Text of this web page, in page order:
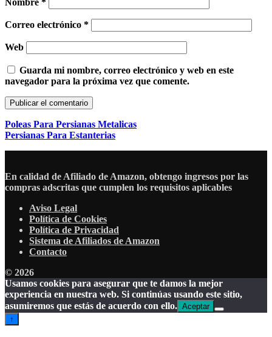
Correo electrónico *
Web
Guarda mi nombre, correo electrónico y web en este
navegador para la próxima vez que comente.
Poleas Para Persianas Metalicas
Persianas Para Estanterias
En calidad de Afiliado de Amazon, obtengo ingresos por las
compras adscritas que cumplen los requisitos aplicables
Aviso Legal
Política de Cookies
Política de Privacidad
Sistema de Afiliados de Amazon
Contacto
© 2026
Usamos cookies para asegurar que te damos la mejor
experiencia en nuestra web. Si continúas usando este sitio,
asumiremos que estás de acuerdo con ello. Aceptar
↑